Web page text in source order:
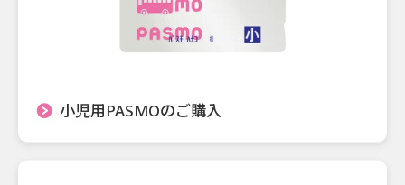
小児用PASMOのご購入